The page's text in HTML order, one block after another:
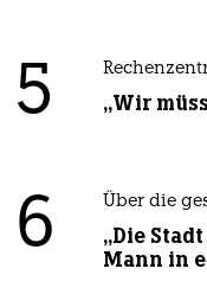
5 „Wir
6 Über die
„Die
Mann in